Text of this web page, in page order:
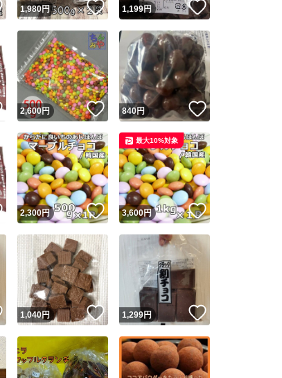
ユーザーの実績について
Yahoo!フリマが定めた一定の基準を満たしたユーザーにバッジ
安心取引出品者
安心取引出品者 Yahoo!フリマの基準をクリアした安心・安
取引実績
取引実績◯+ このユーザーはYahoo!フリマの取引を完了
他フリマ実績◯+ このユーザーは他フリマサービスでの取引
スピード&安心発送
※このバッジは実績に基づく表示であり、発送を保証しているものではあり
この商品の情報をコピーします
商品画像の無断転載は禁止されています
コピーは 1商品につき1回 です
出品ページへ
キャンセル
いいね！
1,980円 いいね！
1,199円 いいね！
いいね！
2,600円 いいね！
840円 いいね！
いいね！
2,300円 いいね！
3,600円 いいね！
最大10%対象
いいね！
1,040円 いいね！
1,299円